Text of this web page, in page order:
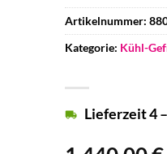
Lieferzeit 4
Artikelnummer:
Kategorie: Kühl-